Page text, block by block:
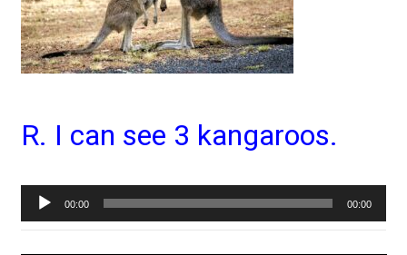
R. I can see 3 kangaroos.
Lecteur
audio
00:00 00:00